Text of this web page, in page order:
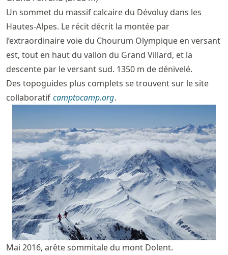
Un sommet du massif calcaire du Dévoluy dans les
Hautes-Alpes. Le récit décrit la montée par
l’extraordinaire voie du Chourum Olympique en versant
est, tout en haut du vallon du Grand Villard, et la
descente par le versant sud. 1350 m de dénivelé.
Des topoguides plus complets se trouvent sur le site
collaboratif camptocamp.org.
Mai 2016, arête sommitale du mont Dolent.